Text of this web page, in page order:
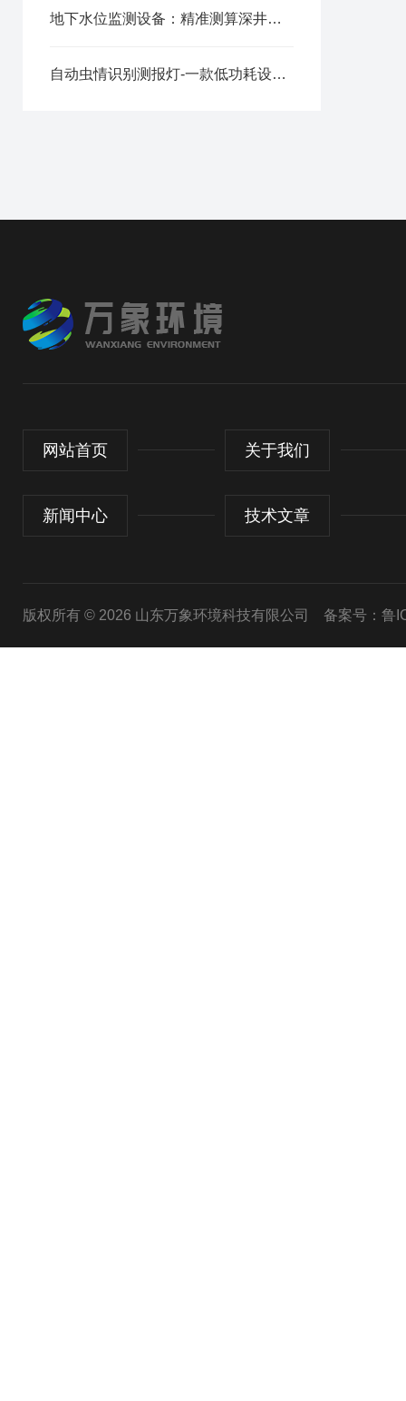
地下水位监测设备：精准测算深井液位，赋能地下水生态管护
自动虫情识别测报灯-一款低功耗设计的拍照式虫情测报灯2025全+境+派+送
网站首页 关于我们
新闻中心 技术文章
版权所有 © 2026 山东万象环境科技有限公司 备案号：鲁